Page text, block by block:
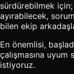
sürdürebilmek
ayırabilecek,
bilen ekip
En önemlisi,
çalışmasına
istiyoruz.